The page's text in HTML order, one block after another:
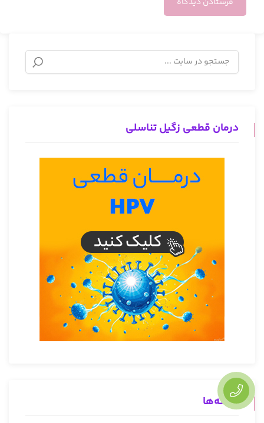
درمان قطعی زگیل تناسلی
دسته‌ها